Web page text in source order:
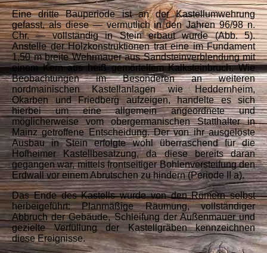
Eine dritte Bauperiode ist an der Kastellumwehrung
gefasst, als diese — vermutlich in den Jahren 96/98 n.
Chr. — vollständig in Stein erbaut wurde (Abb. 5).
Anstelle der Holzkonstruktionen trat eine im Fundament
1,50 m breite Wehrmauer aus Sandsteinverblendung mit
einem Kern aus heiß gemörteltem Kalksteinbruch. Wie
Beobachtungen im Besonderen an weiteren
nordmainischen Kastellanlagen wie Heddernheim,
Okarben und Friedberg aufzeigen, handelte es sich
hierbei um eine allgemein angeordnete und
möglicherweise vom obergermanischen Statthalter in
Mainz getroffene Entscheidung. Der von ihr ausgelöste
Ausbau in Stein erfolgte wohl überraschend für die
Hofheimer Kastellbesatzung, da diese bereits daran
gegangen war, mittels frontseitiger Bohlenversteifung den
Erdwall vor einem Abrutschen zu hindern (Periode II a).
Das Ende des Kastells wurde von den Römern selbst
herbeigeführt: Planmäßige Räumung, vollständiger
Abbruch der Gebäude, Schleifung der Außenmauer und
gezielte Verfüllung der Kastellgräben kennzeichnen
diese Ereignisse.